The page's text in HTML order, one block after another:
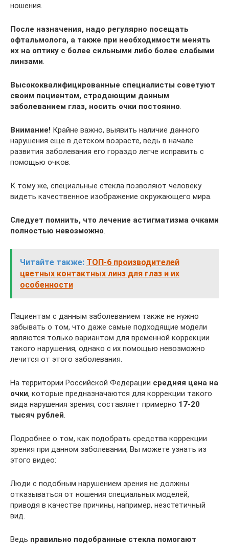
ношения.
После назначения, надо регулярно посещать
офтальмолога, а также при необходимости менять
их на оптику с более сильными либо более слабыми
линзами.
Высококвалифицированные специалисты советуют
своим пациентам, страдающим данным
заболеванием глаз, носить очки постоянно.
Внимание! Крайне важно, выявить наличие данного
нарушения еще в детском возрасте, ведь в начале
развития заболевания его гораздо легче исправить с
помощью очков.
К тому же, специальные стекла позволяют человеку
видеть качественное изображение окружающего мира.
Следует помнить, что лечение астигматизма очками
полностью невозможно.
Читайте также: ТОП-6 производителей
цветных контактных линз для глаз и их
особенности
Пациентам с данным заболеванием также не нужно
забывать о том, что даже самые подходящие модели
являются только вариантом для временной коррекции
такого нарушения, однако с их помощью невозможно
лечится от этого заболевания.
На территории Российской Федерации средняя цена на
очки, которые предназначаются для коррекции такого
вида нарушения зрения, составляет примерно 17-20
тысяч рублей.
Подробнее о том, как подобрать средства коррекции
зрения при данном заболевании, Вы можете узнать из
этого видео:
Люди с подобным нарушением зрения не должны
отказываться от ношения специальных моделей,
приводя в качестве причины, например, неэстетичный
вид.
Ведь правильно подобранные стекла помогают